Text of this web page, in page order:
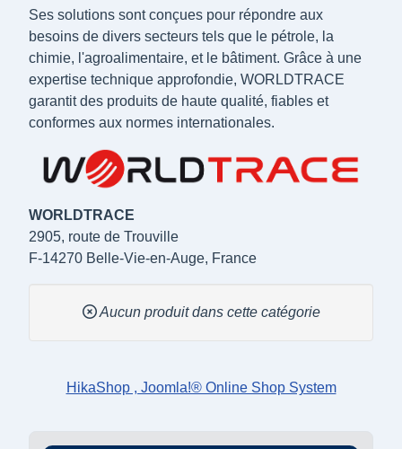
Ses solutions sont conçues pour répondre aux
besoins de divers secteurs tels que le pétrole, la
chimie, l'agroalimentaire, et le bâtiment. Grâce à une
expertise technique approfondie, WORLDTRACE
garantit des produits de haute qualité, fiables et
conformes aux normes internationales.
WORLDTRACE
2905, route de Trouville
F-14270 Belle-Vie-en-Auge, France
Aucun produit dans cette catégorie
HikaShop , Joomla!® Online Shop System